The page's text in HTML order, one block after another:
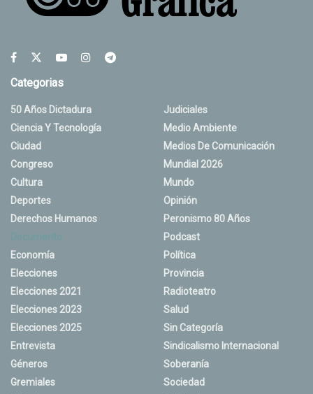
Categorias
50 Años Dictadura
Ciencia Y Tecnología
Ciudad
Congreso
Cultura
Deportes
Derechos Humanos
Economía
Elecciones
Elecciones 2021
Elecciones 2023
Elecciones 2025
Entrevista
Géneros
Gremiales
Judiciales
Medio Ambiente
Medios De Comunicación
Mundial 2026
Mundo
Opinión
Peronismo 80 Años
Podcast
Política
Provincia
Radioteatro
Salud
Sin Categoría
Sindicalismo Internacional
Soberanía
Sociedad